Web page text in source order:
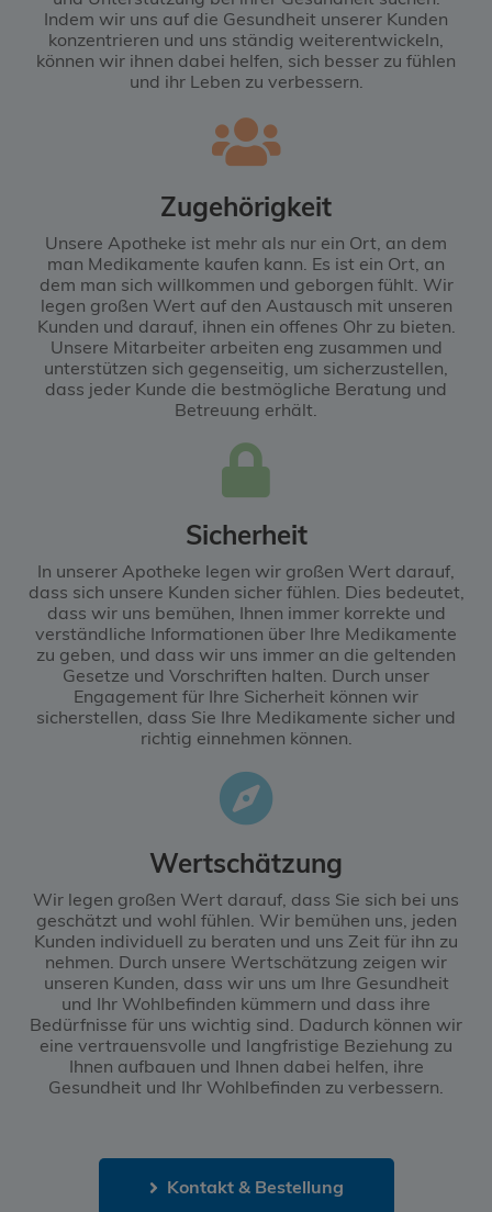
Indem wir uns auf die Gesundheit unserer Kunden
konzentrieren und uns ständig weiterentwickeln,
können wir ihnen dabei helfen, sich besser zu fühlen
und ihr Leben zu verbessern.
Zugehörigkeit
Unsere Apotheke ist mehr als nur ein Ort, an dem
man Medikamente kaufen kann. Es ist ein Ort, an
dem man sich willkommen und geborgen fühlt. Wir
legen großen Wert auf den Austausch mit unseren
Kunden und darauf, ihnen ein offenes Ohr zu bieten.
Unsere Mitarbeiter arbeiten eng zusammen und
unterstützen sich gegenseitig, um sicherzustellen,
dass jeder Kunde die bestmögliche Beratung und
Betreuung erhält.
Sicherheit
In unserer Apotheke legen wir großen Wert darauf,
dass sich unsere Kunden sicher fühlen. Dies bedeutet,
dass wir uns bemühen, Ihnen immer korrekte und
verständliche Informationen über Ihre Medikamente
zu geben, und dass wir uns immer an die geltenden
Gesetze und Vorschriften halten. Durch unser
Engagement für Ihre Sicherheit können wir
sicherstellen, dass Sie Ihre Medikamente sicher und
richtig einnehmen können.
Wertschätzung
Wir legen großen Wert darauf, dass Sie sich bei uns
geschätzt und wohl fühlen. Wir bemühen uns, jeden
Kunden individuell zu beraten und uns Zeit für ihn zu
nehmen. Durch unsere Wertschätzung zeigen wir
unseren Kunden, dass wir uns um Ihre Gesundheit
und Ihr Wohlbefinden kümmern und dass ihre
Bedürfnisse für uns wichtig sind. Dadurch können wir
eine vertrauensvolle und langfristige Beziehung zu
Ihnen aufbauen und Ihnen dabei helfen, ihre
Gesundheit und Ihr Wohlbefinden zu verbessern.
Kontakt & Bestellung